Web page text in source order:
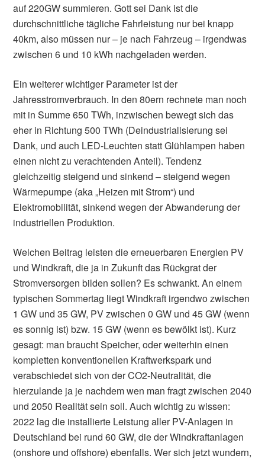
auf 220GW summieren. Gott sei Dank ist die
durchschnittliche tägliche Fahrleistung nur bei knapp
40km, also müssen nur – je nach Fahrzeug – irgendwas
zwischen 6 und 10 kWh nachgeladen werden.
Ein weiterer wichtiger Parameter ist der
Jahresstromverbrauch. In den 80ern rechnete man noch
mit in Summe 650 TWh, inzwischen bewegt sich das
eher in Richtung 500 TWh (Deindustrialisierung sei
Dank, und auch LED-Leuchten statt Glühlampen haben
einen nicht zu verachtenden Anteil). Tendenz
gleichzeitig steigend und sinkend – steigend wegen
Wärmepumpe (aka „Heizen mit Strom“) und
Elektromobilität, sinkend wegen der Abwanderung der
industriellen Produktion.
Welchen Beitrag leisten die erneuerbaren Energien PV
und Windkraft, die ja in Zukunft das Rückgrat der
Stromversorgen bilden sollen? Es schwankt. An einem
typischen Sommertag liegt Windkraft irgendwo zwischen
1 GW und 35 GW, PV zwischen 0 GW und 45 GW (wenn
es sonnig ist) bzw. 15 GW (wenn es bewölkt ist). Kurz
gesagt: man braucht Speicher, oder weiterhin einen
kompletten konventionellen Kraftwerkspark und
verabschiedet sich von der CO2-Neutralität, die
hierzulande ja je nachdem wen man fragt zwischen 2040
und 2050 Realität sein soll. Auch wichtig zu wissen:
2022 lag die installierte Leistung aller PV-Anlagen in
Deutschland bei rund 60 GW, die der Windkraftanlagen
(onshore und offshore) ebenfalls. Wer sich jetzt wundern,